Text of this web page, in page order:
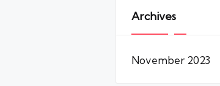
Archives
November 2023